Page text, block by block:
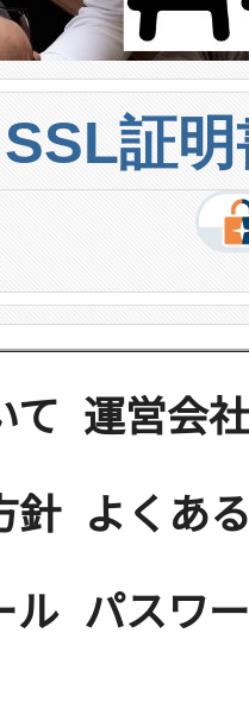
SSL証
て 運営会社
針 よくあ
ル パスワ